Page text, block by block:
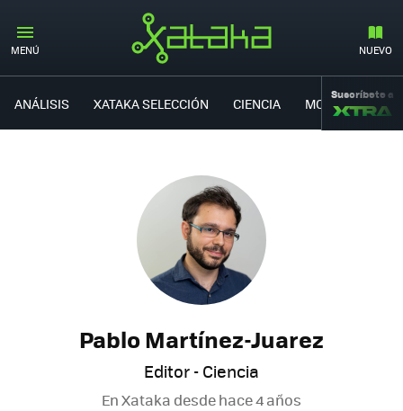
MENÚ NUEVO
ANÁLISIS XATAKA SELECCIÓN CIENCIA MOVILIDAD
Suscríbete a
Pablo Martínez-Juarez
Editor - Ciencia
En Xataka desdehace 4 años